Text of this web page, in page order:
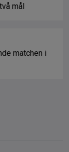
mål
matchen i